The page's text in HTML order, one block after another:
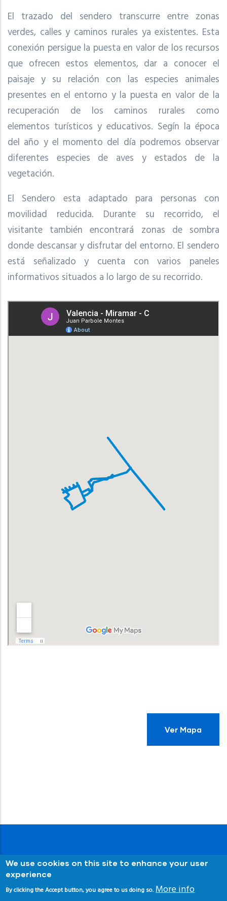
El trazado del sendero transcurre entre zonas
verdes, calles y caminos rurales ya existentes. Esta
conexión persigue la puesta en valor de los recursos
que ofrecen estos elementos, dar a conocer el
paisaje y su relación con las especies animales
presentes en el entorno y la puesta en valor de la
recuperación de los caminos rurales como
elementos turísticos y educativos. Segín la época
del año y el momento del día podremos observar
diferentes especies de aves y estados de la
vegetación.
El Sendero esta adaptado para personas con
movilidad reducida. Durante su recorrido, el
visitante también encontrará zonas de sombra
donde descansar y disfrutar del entorno. El sendero
está señalizado y cuenta con varios paneles
informativos situados a lo largo de su recorrido.
Ver Mapa
We use cookies on this site to enhance your user
experience
By clicking the Accept button, you agree to us doing so. More info